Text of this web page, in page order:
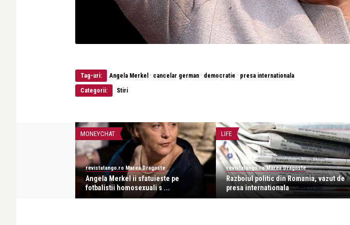
Tag-uri: Angela Merkel · cancelar german · democratie · presa internationala
Categorii: Stiri
MONEYCHAT
revistatango.ro Marea Dragoste
Angela Merkel ii sfatuieste pe
fotbalistii homosexuali s ...
LIFE
revistatango.ro Marea Dragoste
Razboiul politic din Romania, vazut de
presa internationala